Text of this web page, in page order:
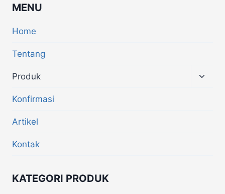
MENU
Home
Tentang
Produk
Konfirmasi
Artikel
Kontak
KATEGORI PRODUK